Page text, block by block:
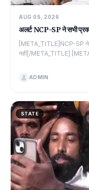
AUG 05, 2026
अलर्ट NCP-SP ने सभी
[META_TITLE]NCP-SP ने
नहीं[/
ADMIN
STATE